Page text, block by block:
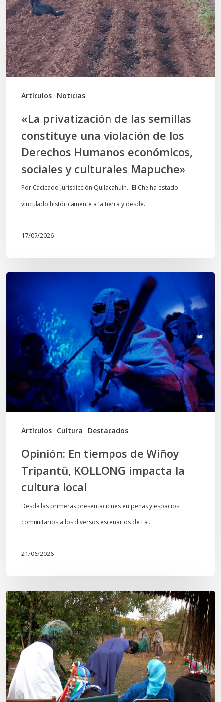
Artículos Noticias
semillas
constituye
una
violación
de
Humanos
económicos,
sociales
culturales
Mapuche»
«La privatización de las semillas
constituye una violación de los
Derechos Humanos económicos,
sociales y culturales Mapuche»
Por Cacicado Jurisdicción Quilacahuín.- El Che ha estado
vinculado históricamente a la tierra y desde…
17/07/2026
Artículos Cultura Destacados
tiempos
Wiñoy
Tripantü,
KOLLONG
impacta
la
cultura
Opinión: En tiempos de Wiñoy
Tripantü, KOLLONG impacta la
cultura local
Desde las primeras presentaciones en peñas y espacios
comunitarios a los diversos escenarios de La…
21/06/2026
Conmemoración
del
Wiñoy
Tripantü
y
la
Sociedad